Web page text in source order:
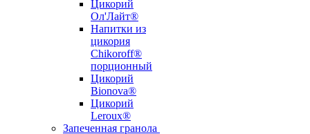
Цикорий
Ол'Лайт®
Напитки из
цикория
Chikoroff®
порционный
Цикорий
Bionova®
Цикорий
Leroux®
Запеченная гранола